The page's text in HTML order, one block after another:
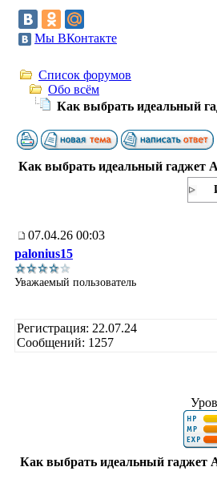
Мы ВКонтакте
Список форумов
Обо всём
Как выбрать идеальный
Как выбрать идеальный гаджет
07.04.26 00:03
palonius15
Уважаемый пользователь
Регистрация: 22.07.24
Сообщений: 1257
Как выбрать идеальный гаджет